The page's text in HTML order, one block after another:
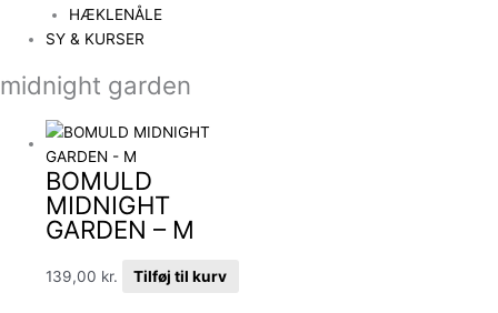
HÆKLENÅLE
SY & KURSER
midnight garden
BOMULD
MIDNIGHT
GARDEN – M
139,00 kr. Tilføj til kurv